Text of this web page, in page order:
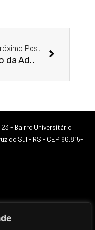
Post
Erro da Administração: servidor público precisa devolver valores?
- Bairro Universitário
do Sul - RS - CEP 96.815-